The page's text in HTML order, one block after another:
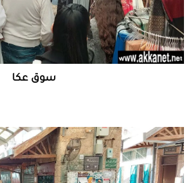
سوق عكا